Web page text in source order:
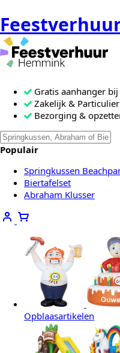
Gratis aanhanger
Zakelijk & Particulier
Bezorging &
Zoeken
naar:
Populair
Springkussen
Biertafelset
Abraham Klusser
Opblaasartikelen